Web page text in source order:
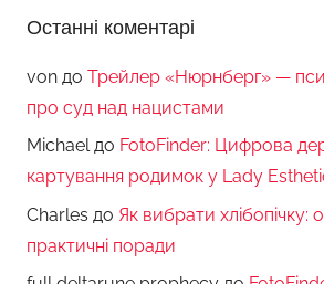
Останні коментарі
von до Трейлер «Нюрнберг» —
про суд над нацистами
Michaelдо FotoFinder: Цифрова
картування родимок у Lady
Charles до Як вибрати хлібопічку:
практичні поради